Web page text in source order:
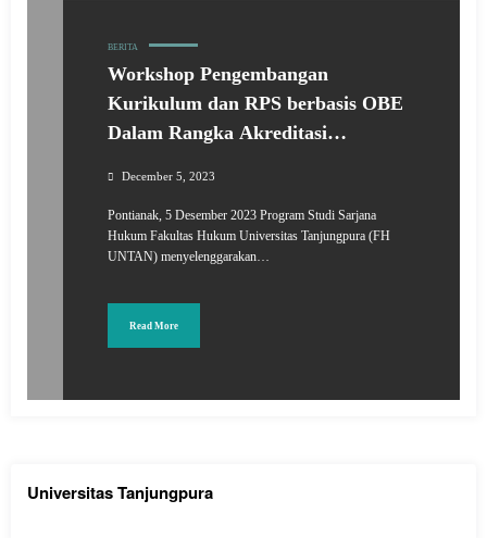
BERITA
Workshop Pengembangan
Kurikulum dan RPS berbasis OBE
Dalam Rangka Akreditasi
December 5, 2023
Pontianak, 5 Desember 2023 Program Studi Sarjana
Hukum Fakultas Hukum Universitas Tanjungpura (FH
UNTAN) menyelenggarakan…
Read More
Universitas Tanjungpura